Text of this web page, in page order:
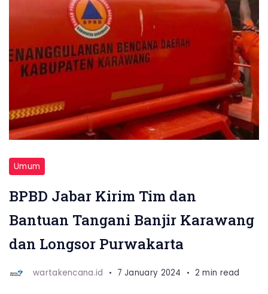
Umum
BPBD Jabar Kirim Tim dan
Bantuan Tangani Banjir Karawang
dan Longsor Purwakarta
wartakencana.id 7 January 2024 2 min read